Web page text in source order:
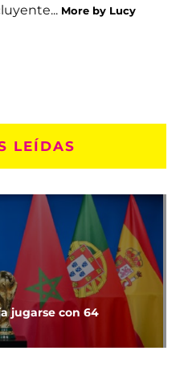
More by Lucy
LEÍDAS
jugarse con 64